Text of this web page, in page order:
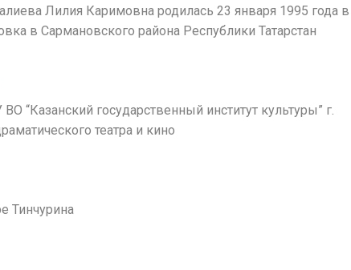
Лилия Каримовна родилась 23 января 1995 года в
в Сармановского района Республики Татарстан
“Казанский государственный институт культуры” г.
театра и кино
Тинчурина